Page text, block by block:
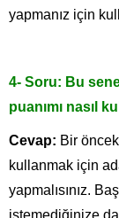
yapmanız için
4- Soru: Bu
puanımı nasıl
Cevap: Bir
kullanmak için
yapmalısınız.
istemediğinize